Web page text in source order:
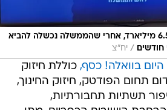
התוכנית החדשה מבטיחה 6.5 מיליארד, אחרי שהממשלה נכשלה להביא
/ יח"צ
בוואלה! כסף, כוללת חיזוק
תחום הפודטק, חיזוק החינוך,
תשתיות תחבורתיות,